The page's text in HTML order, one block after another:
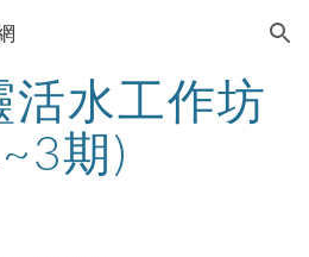
Skip to navigation
活水工作坊
期)